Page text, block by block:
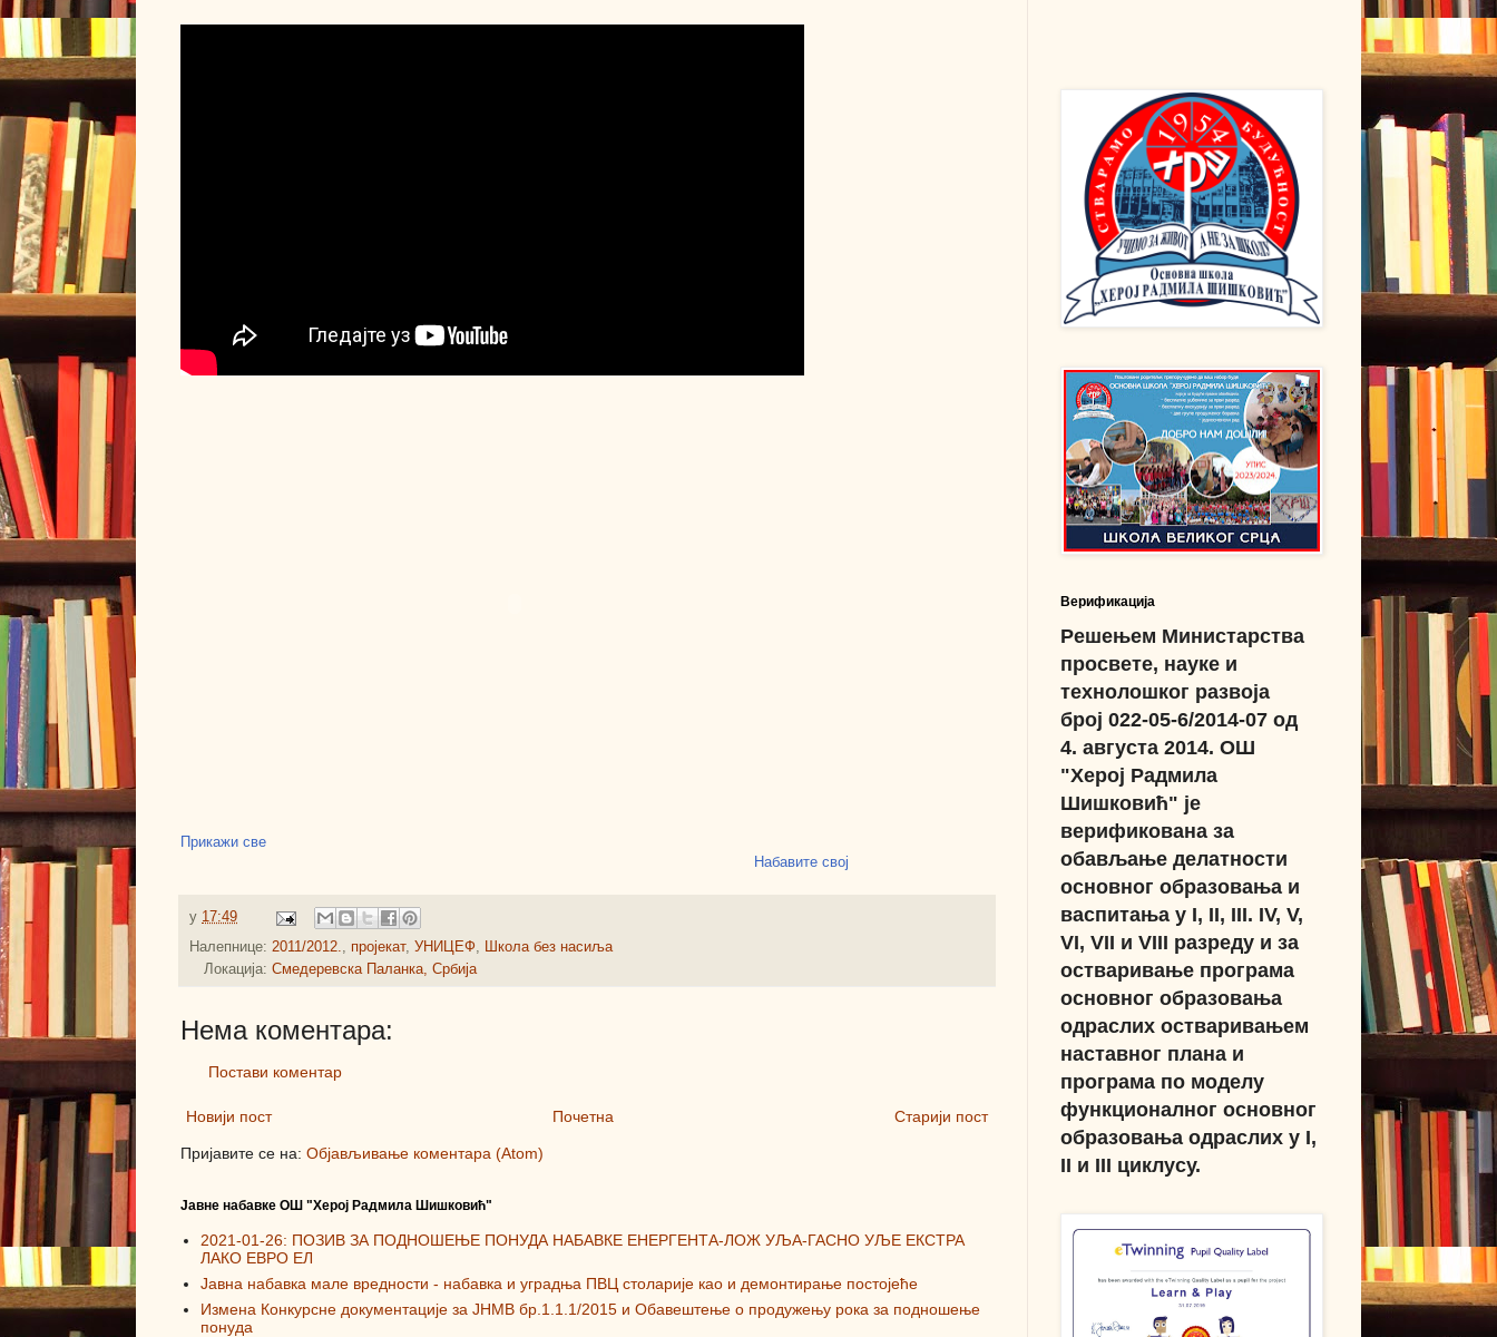
Прикажи све
Набавите свој
у 17:49
Налепнице: 2011/2012., пројекат, УНИЦЕФ, Школа без насиља
Локација: Смедеревска Паланка, Србија
Нема коментара:
Постави коментар
Новији пост Старији пост
Почетна
Пријавите се на: Објављивање коментара (Atom)
Јавне набавке ОШ "Херој Радмила Шишковић"
2021-01-26: ПОЗИВ ЗА ПОДНОШЕЊЕ ПОНУДА НАБАВКЕ ЕНЕРГЕНТА-ЛОЖ УЉА-ГАСНО УЉЕ ЕКСТРА
ЛАКО ЕВРО ЕЛ
Јавна набавка мале вредности - набавка и уградња ПВЦ столарије као и демонтирање постојеће
Измена Конкурсне документације за ЈНМВ бр.1.1.1/2015 и Обавештење о продужењу рока за подношење
понуда
Верификација
Решењем Министарства
просвете, науке и
технолошког развоја
број 022-05-6/2014-07 од
4. августа 2014. ОШ
"Херој Радмила
Шишковић" је
верификована за
обављање делатности
основног образовања и
васпитања у I, II, III. IV, V,
VI, VII и VIII разреду и за
остваривање програма
основног образовања
одраслих остваривањем
наставног плана и
програма по моделу
функционалног основног
образовања одраслих у I,
II и III циклусу.